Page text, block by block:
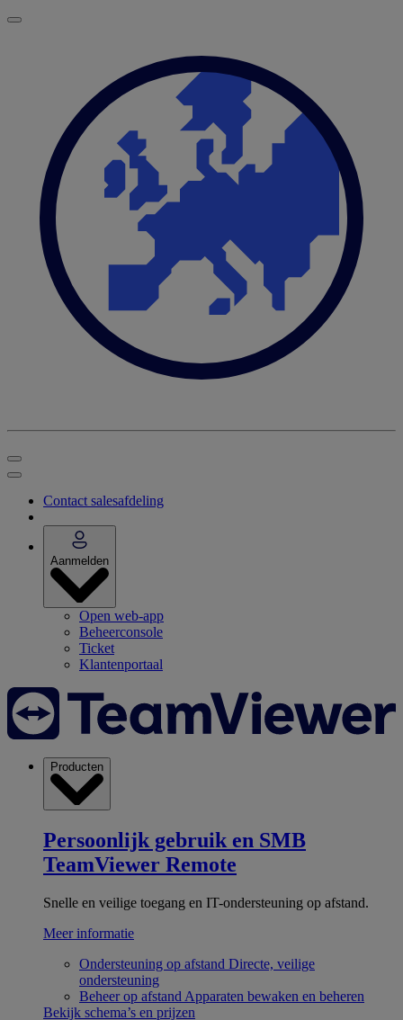
Contact salesafdeling
Aanmelden
Open web-app
Beheerconsole
Ticket
Klantenportaal
Producten
Persoonlijk gebruik en SMB
TeamViewer Remote
Snelle en veilige toegang en IT-ondersteuning op afstand.
Meer informatie
Ondersteuning op afstand Directe, veilige
ondersteuning
Beheer op afstand Apparaten bewaken en beheren
Bekijk schema’s en prijzen